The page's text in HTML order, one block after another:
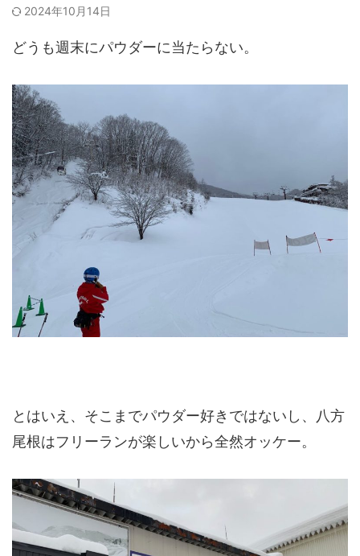
2024年10月14日
どうも週末にパウダーに当たらない。
とはいえ、そこまでパウダー好きではないし、八方
尾根はフリーランが楽しいから全然オッケー。